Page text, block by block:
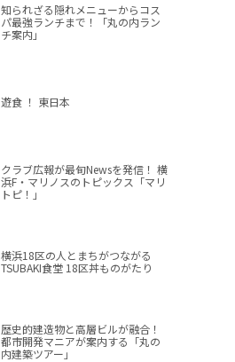
知られざる隠れメニューからコス
パ最強ランチまで！「丸の内ラン
チ案内」
遊食 ！ 東日本
クラブ広報が最旬Newsを発信！ 横
浜F・マリノスのトピックス「マリ
トピ！」
横浜18区の人とまちがつながる
TSUBAKI食堂 18区丼ものがたり
歴史的建造物と高層ビルが融合！
都市開発マニアが案内する「丸の
内建築ツアー」